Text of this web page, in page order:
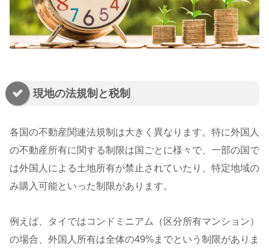
現地の法規制と税制
各国の不動産関連法規制は大きく異なります。特に外国人
の不動産所有に関する制限は国ごとに様々で、一部の国で
は外国人による土地所有が禁止されていたり、特定地域の
み購入可能といった制限があります。
例えば、タイではコンドミニアム（区分所有マンション）
の場合、外国人所有は全体の49%までという制限がありま